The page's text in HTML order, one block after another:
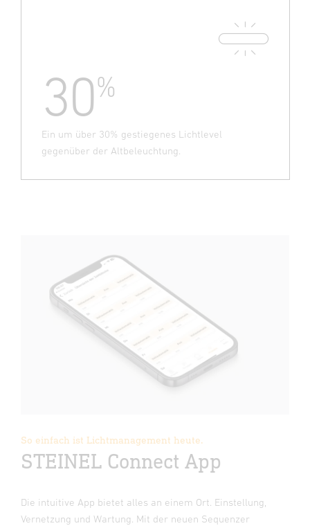
30%
Ein um über 30% gestiegenes Lichtlevel
gegenüber der Altbeleuchtung.
So einfach ist Lichtmanagement heute.
STEINEL Connect App
Die intuitive App bietet alles an einem Ort. Einstellung,
Vernetzung und Wartung. Mit der neuen Sequenzer